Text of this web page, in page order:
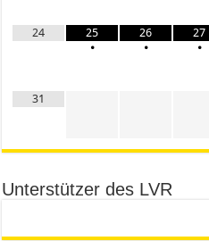
24
25
•
26
•
27
•
31
Unterstützer des LVR